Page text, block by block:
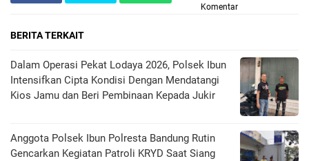
Komentar
BERITA TERKAIT
Dalam Operasi Pekat Lodaya 2026, Polsek Ibun
Intensifkan Cipta Kondisi Dengan Mendatangi
Kios Jamu dan Beri Pembinaan Kepada Jukir
Anggota Polsek Ibun Polresta Bandung Rutin
Gencarkan Kegiatan Patroli KRYD Saat Siang